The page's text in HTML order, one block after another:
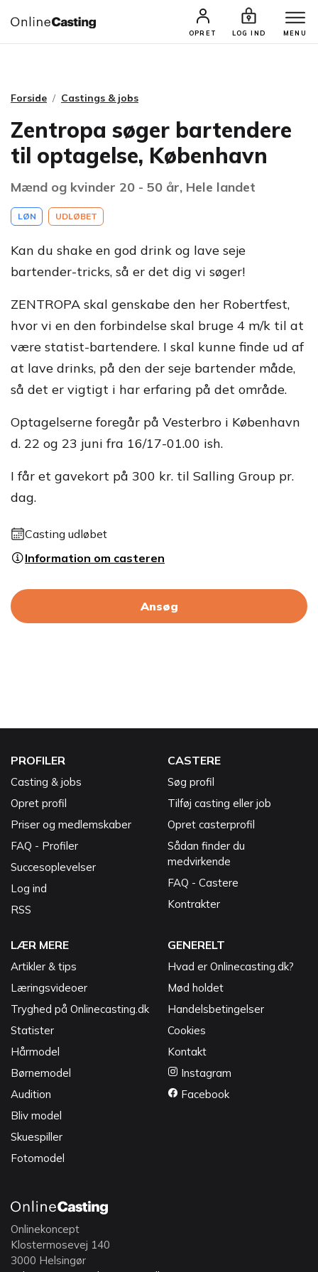
OPRET LOG IND MENU
CASTINGS & JOBS SØG PROFIL
Forside Castings & jobs
Zentropa søger bartendere
til optagelse, København
Mænd og kvinder 20 - 50 år, Hele landet
LØN UDLØBET
Kan du shake en god drink og lave seje
bartender-tricks, så er det dig vi søger!
ZENTROPA skal genskabe den her Robertfest,
hvor vi en den forbindelse skal bruge 4 m/k til at
være statist-bartendere. I skal kunne finde ud af
at lave drinks, på den der seje bartender måde,
så det er vigtigt i har erfaring på det område.
Optagelserne foregår på Vesterbro i København
d. 22 og 23 juni fra 16/17-01.00 ish.
I får et gavekort på 300 kr. til Salling Group pr.
dag.
Casting udløbet
Information om casteren
Ansøg
PROFILER
Casting & jobs
Opret profil
Priser og medlemskaber
FAQ - Profiler
Succesoplevelser
Log ind
RSS
CASTERE
Søg profil
Tilføj casting eller job
Opret casterprofil
Sådan finder du
medvirkende
FAQ - Castere
Kontrakter
LÆR MERE
Artikler & tips
Læringsvideoer
Tryghed på Onlinecasting.dk
Statister
Hårmodel
Børnemodel
Audition
Bliv model
Skuespiller
Fotomodel
GENERELT
Hvad er Onlinecasting.dk?
Mød holdet
Handelsbetingelser
Cookies
Kontakt
Instagram
Facebook
Onlinekoncept
Klostermosevej 140
3000 Helsingør